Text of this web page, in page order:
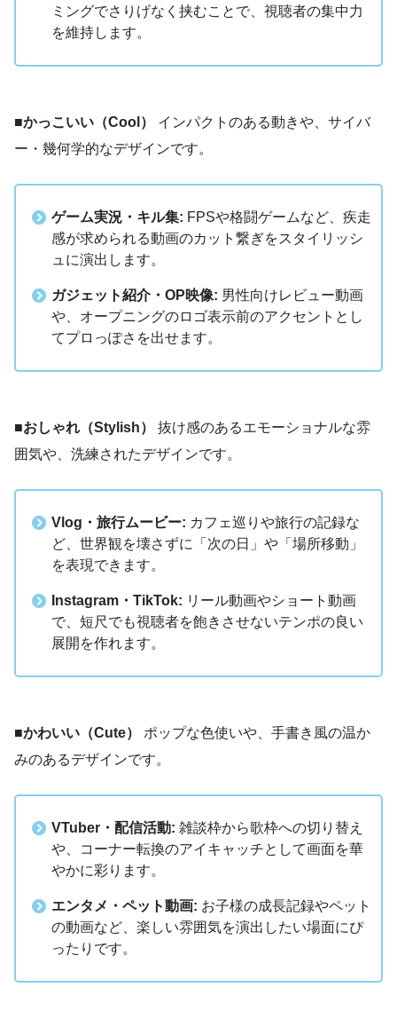
ミングでさりげなく挟むことで、視聴者の集中力
を維持します。
■かっこいい（Cool）
インパクトのある動きや、サイバ
ー・幾何学的なデザインです。
ゲーム実況・キル集: FPSや格闘ゲームなど、疾走
感が求められる動画のカット繋ぎをスタイリッシ
ュに演出します。
ガジェット紹介・OP映像: 男性向けレビュー動画
や、オープニングのロゴ表示前のアクセントとし
てプロっぽさを出せます。
■おしゃれ（Stylish）
抜け感のあるエモーショナルな雰
囲気や、洗練されたデザインです。
Vlog・旅行ムービー: カフェ巡りや旅行の記録な
ど、世界観を壊さずに「次の日」や「場所移動」
を表現できます。
Instagram・TikTok: リール動画やショート動画
で、短尺でも視聴者を飽きさせないテンポの良い
展開を作れます。
■かわいい（Cute）
ポップな色使いや、手書き風の温か
みのあるデザインです。
VTuber・配信活動: 雑談枠から歌枠への切り替え
や、コーナー転換のアイキャッチとして画面を華
やかに彩ります。
エンタメ・ペット動画: お子様の成長記録やペット
の動画など、楽しい雰囲気を演出したい場面にぴ
ったりです。